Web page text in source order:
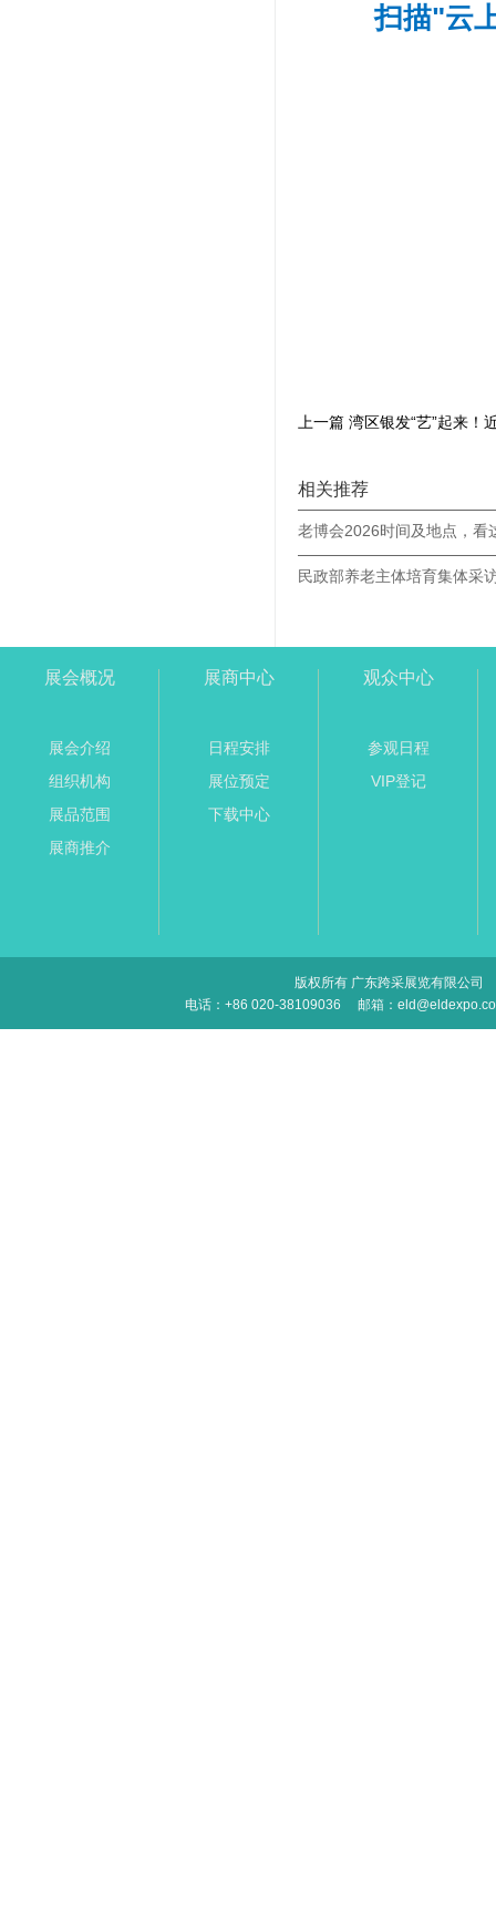
扫描"云
相关推荐
老博会2026时间及地点，看
展会概况
展会介绍
组织机构
展品范围
展商推介
展商中心
日程安排
展位预定
下载中心
观众中心
参观日程
VIP登记
版权所有 广东跨采展览有限公司
电话：+86 020-38109036
邮箱：